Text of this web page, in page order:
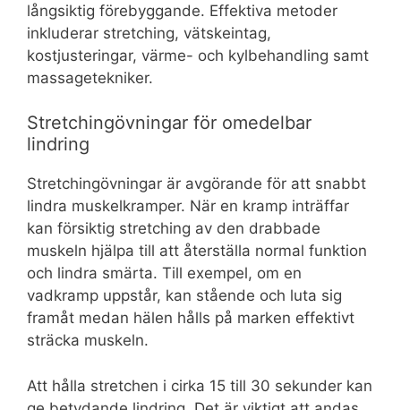
långsiktig förebyggande. Effektiva metoder
inkluderar stretching, vätskeintag,
kostjusteringar, värme- och kylbehandling samt
massagetekniker.
Stretchingövningar för omedelbar
lindring
Stretchingövningar är avgörande för att snabbt
lindra muskelkramper. När en kramp inträffar
kan försiktig stretching av den drabbade
muskeln hjälpa till att återställa normal funktion
och lindra smärta. Till exempel, om en
vadkramp uppstår, kan stående och luta sig
framåt medan hälen hålls på marken effektivt
sträcka muskeln.
Att hålla stretchen i cirka 15 till 30 sekunder kan